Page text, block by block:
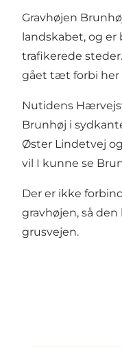
Gravhøjen
landskabet, og
trafikerede
gået tæt forbi her
Nutidens
Brunhøj i
Øster Lindetvej
vil I kunne se
Der er ikke
gravhøjen, så
grusvejen.